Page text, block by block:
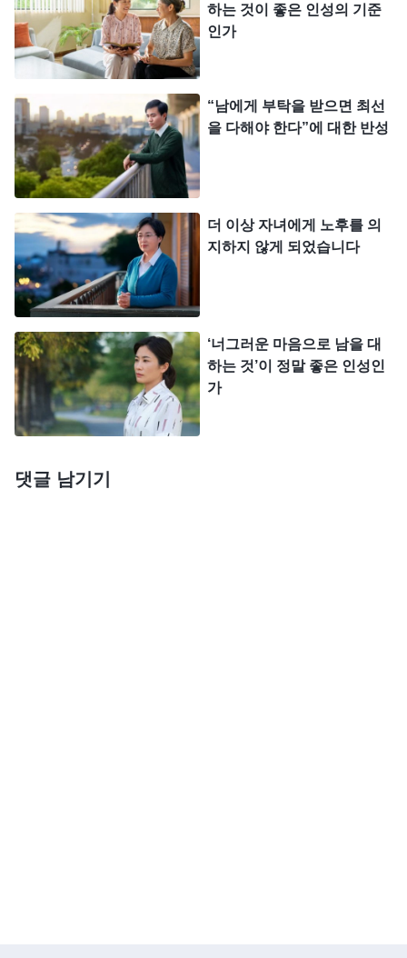
음속에 그에 대한 고마움이 더욱 커졌고, 이런 생각
이 들었습니다. ‘그때 그가 나를 도와주고 붙들어 준
것은 나를 하나님 앞으로 이끌어 주기 위함이었는데,
이번에 내가 그에 대한 평가서를 쓰는 것은 그의 제
명 여부와 관련되어 있어. 만약 우쥔 형제가 정말 제
명되고 그가 나도 자신을 폭로했다는 사실을 알게 되
면 분명 나를 배은망덕하다고 할 텐데, 그럼 내가 무
슨 낯으로 그를 보겠어?’ 여기까지 생각이 미치자, 저
는 양심을 속이고 이렇게 썼습니다. ‘최근에 우쥔 형
제와 접촉한 적이 없고, 함께 예배를 두 번 드렸을 뿐
이라 그에 대해 잘 알지 못합니다.’
며칠 뒤, 저는 또 교회 리더에게서 우쥔 형제의 행
적에 대해 써 달라는 편지를 받았습니다. 저는 속으
로 생각했습니다. ‘리더가 계속해서 내게 우쥔 형제
에 대한 평가서를 쓰라고 하는데, 내가 만약 그의 행
적을 다 써내고 다른 형제자매들이 제공한 자료까지
하는 것이 좋은 인성의 기준
인가
“남에게 부탁을 받으면 최선
을 다해야 한다”에 대한 반성
더 이상 자녀에게 노후를 의
지하지 않게 되었습니다
‘너그러운 마음으로 남을 대
하는 것’이 정말 좋은 인성인
가
댓글 남기기